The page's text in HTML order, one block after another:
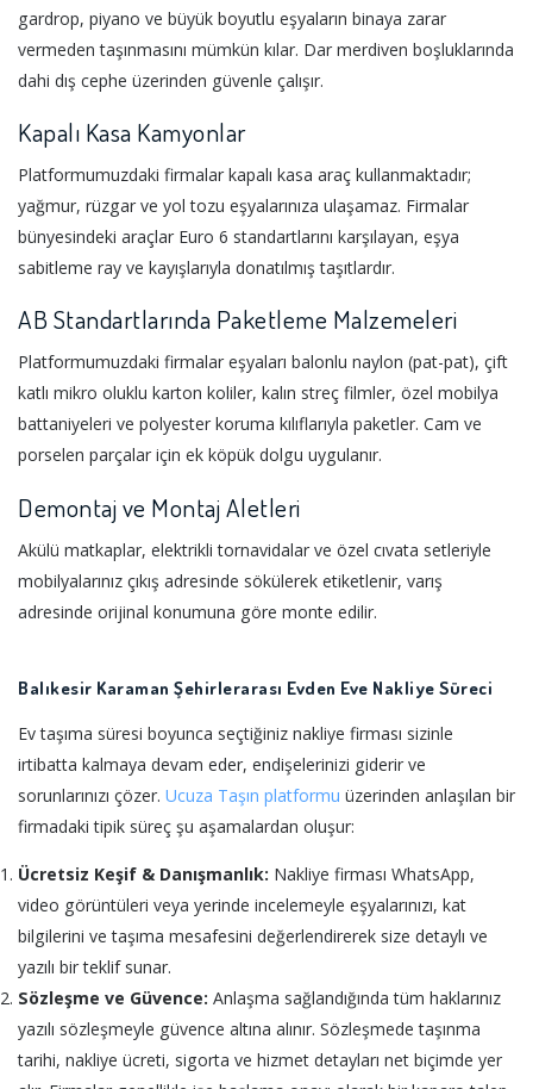
gardrop, piyano ve büyük boyutlu eşyaların binaya zarar
vermeden taşınmasını mümkün kılar. Dar merdiven boşluklarında
dahi dış cephe üzerinden güvenle çalışır.
Kapalı Kasa Kamyonlar
Platformumuzdaki firmalar kapalı kasa araç kullanmaktadır;
yağmur, rüzgar ve yol tozu eşyalarınıza ulaşamaz. Firmalar
bünyesindeki araçlar Euro 6 standartlarını karşılayan, eşya
sabitleme ray ve kayışlarıyla donatılmış taşıtlardır.
AB Standartlarında Paketleme Malzemeleri
Platformumuzdaki firmalar eşyaları balonlu naylon (pat-pat), çift
katlı mikro oluklu karton koliler, kalın streç filmler, özel mobilya
battaniyeleri ve polyester koruma kılıflarıyla paketler. Cam ve
porselen parçalar için ek köpük dolgu uygulanır.
Demontaj ve Montaj Aletleri
Akülü matkaplar, elektrikli tornavidalar ve özel cıvata setleriyle
mobilyalarınız çıkış adresinde sökülerek etiketlenir, varış
adresinde orijinal konumuna göre monte edilir.
Balıkesir Karaman Şehirlerarası Evden Eve Nakliye Süreci
Ev taşıma süresi boyunca seçtiğiniz nakliye firması sizinle
irtibatta kalmaya devam eder, endişelerinizi giderir ve
sorunlarınızı çözer. Ucuza Taşın platformu üzerinden anlaşılan bir
firmadaki tipik süreç şu aşamalardan oluşur:
Ücretsiz Keşif & Danışmanlık: Nakliye firması WhatsApp,
video görüntüleri veya yerinde incelemeyle eşyalarınızı, kat
bilgilerini ve taşıma mesafesini değerlendirerek size detaylı ve
yazılı bir teklif sunar.
Sözleşme ve Güvence: Anlaşma sağlandığında tüm haklarınız
yazılı sözleşmeyle güvence altına alınır. Sözleşmede taşınma
tarihi, nakliye ücreti, sigorta ve hizmet detayları net biçimde yer